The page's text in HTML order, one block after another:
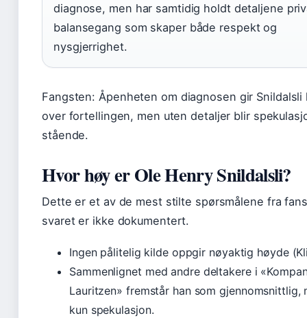
diagnose, men har samtidig holdt detaljene
balansegang som skaper både respekt og
nysgjerrighet.
Fangsten: Åpenheten om diagnosen gir Snildalsli
over fortellingen, men uten detaljer blir
stående.
Hvor høy er Ole Henry Snildalsli?
Dette er et av de mest stilte spørsmålene fra
svaret er ikke dokumentert.
Ingen pålitelig kilde oppgir nøyaktig høyde
Sammenlignet med andre deltakere i
Lauritzen» fremstår han som gjennomsnittlig,
kun spekulasjon.